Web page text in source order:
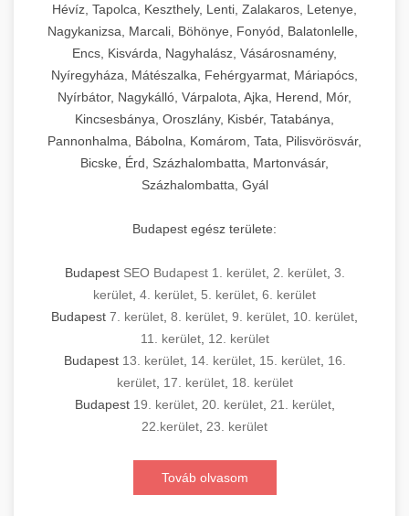
Hévíz, Tapolca, Keszthely, Lenti, Zalakaros, Letenye,
Nagykanizsa, Marcali, Böhönye, Fonyód, Balatonlelle,
Encs, Kisvárda, Nagyhalász, Vásárosnamény,
Nyíregyháza, Mátészalka, Fehérgyarmat, Máriapócs,
Nyírbátor, Nagykálló, Várpalota, Ajka, Herend, Mór,
Kincsesbánya, Oroszlány, Kisbér, Tatabánya,
Pannonhalma, Bábolna, Komárom, Tata, Pilisvörösvár,
Bicske, Érd, Százhalombatta, Martonvásár,
Százhalombatta, Gyál
Budapest egész területe:
Budapest SEO Budapest 1. kerület, 2. kerület, 3.
kerület, 4. kerület, 5. kerület, 6. kerület
Budapest 7. kerület, 8. kerület, 9. kerület, 10. kerület,
11. kerület, 12. kerület
Budapest 13. kerület, 14. kerület, 15. kerület, 16.
kerület, 17. kerület, 18. kerület
Budapest 19. kerület, 20. kerület, 21. kerület,
22.kerület, 23. kerület
Továb olvasom